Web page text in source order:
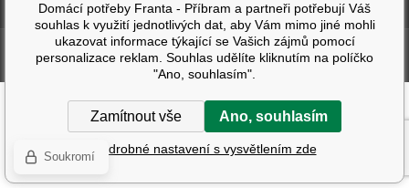
Další informace
Tvorba a pronájem eshopů BINARGON.cz | Design:Smartim.cz
Domácí potřeby Franta - Příbram a partneři potřebují Váš
souhlas k využití jednotlivých dat, aby Vám mimo jiné mohli
ukazovat informace týkající se Vašich zájmů pomocí
personalizace reklam. Souhlas udělíte kliknutím na políčko
"Ano, souhlasím".
Zamítnout vše Ano, souhlasím
Podrobné nastavení s vysvětlením zde
Soukromí